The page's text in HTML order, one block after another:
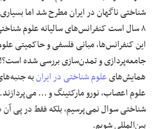
شناختی ناگهان در ایران مطرح شد اما
۸ سال است کنفرانس‌های سالیانه علوم
این کنفرانس‌ها، مبانی فلسفی و حاکمیتی
جامعه‌پردازی و تمدن‌سازی بررسی شده
همایش‌هایعلوم شناختی در ایرانبه
علوم اعصاب، نورو مارکتینگ و …
شناختی سوال نمی‌پرسیم، بلکه فقط در پی
بین‌المللی شویم.